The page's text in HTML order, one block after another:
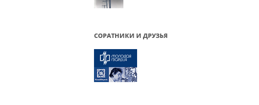
СОРАТНИКИ И ДРУЗЬЯ